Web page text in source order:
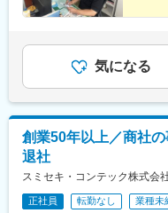
気になる
創業50年以上／商社
退社
スミセキ・コンテック株式会
正社員 転勤なし 業種未